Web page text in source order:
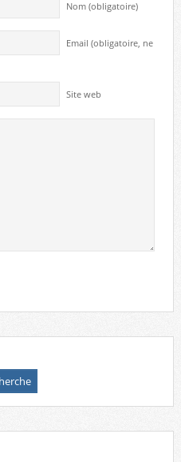
Nom (obligatoire)
Email (obligatoire, ne
Site web